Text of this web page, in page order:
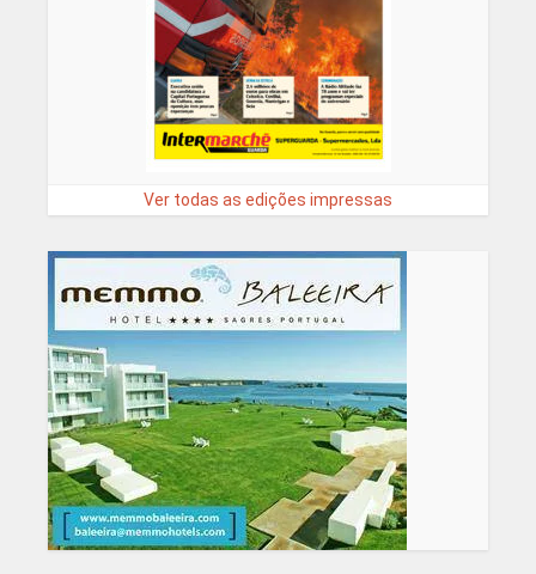
Ver todas as edições impressas